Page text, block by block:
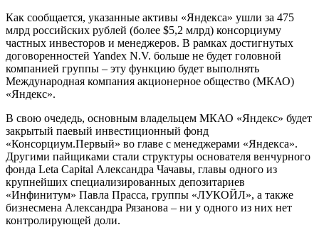
Как сообщается, указанные активы «Яндекса» ушли за 475
млрд российских рублей (более $5,2 млрд) консорциуму
частных инвесторов и менеджеров. В рамках достигнутых
договоренностей Yandex N.V. больше не будет головной
компанией группы – эту функцию будет выполнять
Международная компания акционерное общество (МКАО)
«Яндекс».
В свою очедедь, основным владельцем МКАО «Яндекс» будет
закрытый паевый инвестиционный фонд
«Консорциум.Первый» во главе с менеджерами «Яндекса».
Другими пайщиками стали структуры основателя венчурного
фонда Leta Capital Александра Чачавы, главы одного из
крупнейших специализированных депозитариев
«Инфинитум» Павла Прасса, группы «ЛУКОЙЛ», а также
бизнесмена Александра Рязанова – ни у одного из них нет
контролирующей доли.